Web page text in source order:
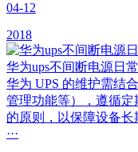
04-12
2018
华为ups不间断电源日
华为 UPS 的维护需结
管理功能等），遵循
的原则，以保障设备
···